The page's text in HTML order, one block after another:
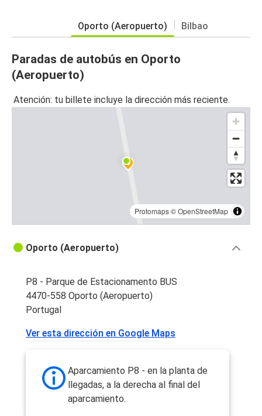
Oporto (Aeropuerto) Bilbao
Paradas de autobús en Oporto
(Aeropuerto)
Atención: tu billete incluye la dirección más reciente.
Protomaps©OpenStreetMap
Oporto (Aeropuerto)
P8 - Parque de Estacionamento BUS
4470-558 Oporto (Aeropuerto)
Portugal
Ver esta dirección en Google Maps
Aparcamiento P8 - en la planta de
llegadas, a la derecha al final del
aparcamiento.